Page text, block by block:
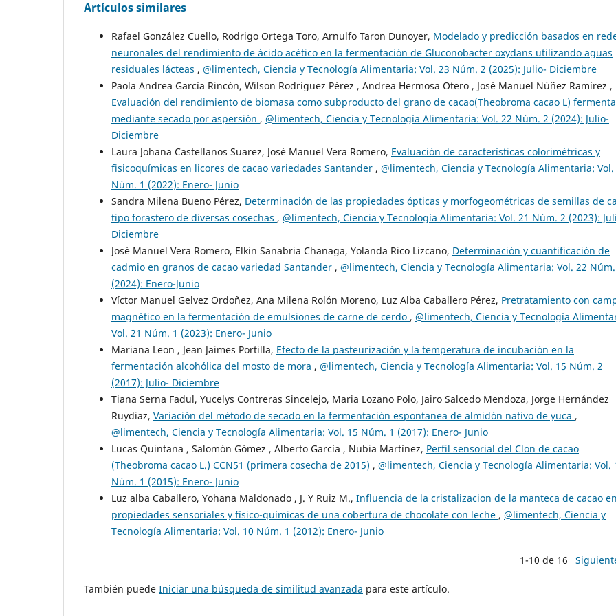
Artículos similares
Rafael González Cuello, Rodrigo Ortega Toro, Arnulfo Taron Dunoyer, Modelado y predicción basados en
neuronales del rendimiento de ácido acético en la fermentación de Gluconobacter oxydans utilizando aguas
residuales lácteas , @limentech, Ciencia y Tecnología Alimentaria: Vol. 23 Núm. 2 (2025): Julio- Diciembre
Paola Andrea García Rincón, Wilson Rodríguez Pérez , Andrea Hermosa Otero , José Manuel Núñez Ramírez ,
Evaluación del rendimiento de biomasa como subproducto del grano de cacao(Theobroma cacao L)
mediante secado por aspersión , @limentech, Ciencia y Tecnología Alimentaria: Vol. 22 Núm. 2 (2024): Julio-
Diciembre
Laura Johana Castellanos Suarez, José Manuel Vera Romero, Evaluación de características colorimétricas y
fisicoquímicas en licores de cacao variedades Santander , @limentech, Ciencia y Tecnología Alimentaria: Vol.
Núm. 1 (2022): Enero- Junio
Sandra Milena Bueno Pérez, Determinación de las propiedades ópticas y morfogeométricas de semillas de
tipo forastero de diversas cosechas , @limentech, Ciencia y Tecnología Alimentaria: Vol. 21 Núm. 2 (2023):
Diciembre
José Manuel Vera Romero, Elkin Sanabria Chanaga, Yolanda Rico Lizcano, Determinación y cuantificación de
cadmio en granos de cacao variedad Santander , @limentech, Ciencia y Tecnología Alimentaria: Vol. 22 Núm.
(2024): Enero-Junio
Víctor Manuel Gelvez Ordoñez, Ana Milena Rolón Moreno, Luz Alba Caballero Pérez, Pretratamiento con
magnético en la fermentación de emulsiones de carne de cerdo , @limentech, Ciencia y Tecnología
Vol. 21 Núm. 1 (2023): Enero- Junio
Mariana Leon , Jean Jaimes Portilla, Efecto de la pasteurización y la temperatura de incubación en la
fermentación alcohólica del mosto de mora , @limentech, Ciencia y Tecnología Alimentaria: Vol. 15 Núm. 2
(2017): Julio- Diciembre
Tiana Serna Fadul, Yucelys Contreras Sincelejo, Maria Lozano Polo, Jairo Salcedo Mendoza, Jorge Hernández
Ruydiaz, Variación del método de secado en la fermentación espontanea de almidón nativo de yuca ,
@limentech, Ciencia y Tecnología Alimentaria: Vol. 15 Núm. 1 (2017): Enero- Junio
Lucas Quintana , Salomón Gómez , Alberto García , Nubia Martínez, Perfil sensorial del Clon de cacao
(Theobroma cacao L.) CCN51 (primera cosecha de 2015) , @limentech, Ciencia y Tecnología Alimentaria: Vol.
Núm. 1 (2015): Enero- Junio
Luz alba Caballero, Yohana Maldonado , J. Y Ruiz M., Influencia de la cristalizacion de la manteca de cacao
propiedades sensoriales y físico-químicas de una cobertura de chocolate con leche , @limentech, Ciencia y
Tecnología Alimentaria: Vol. 10 Núm. 1 (2012): Enero- Junio
1-10 de 16
También puede Iniciar una búsqueda de similitud avanzada para este artículo.